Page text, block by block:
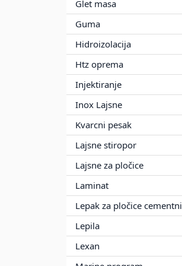
Glet masa
Guma
Hidroizolacija
Htz oprema
Injektiranje
Inox Lajsne
Kvarcni pesak
Lajsne stiropor
Lajsne za pločice
Laminat
Lepak za pločice cementni
Lepila
Lexan